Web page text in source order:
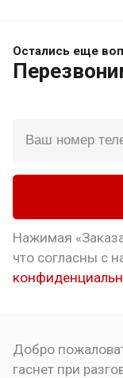
Остались еще
Нажимая
что согласны с
Добро
гаснет при